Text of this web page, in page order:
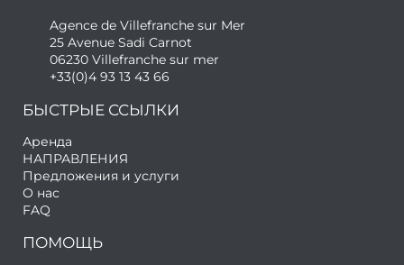
Agence de Villefranche sur Mer
25 Avenue Sadi Carnot
06230 Villefranche sur mer
+33(0)4 93 13 43 66
БЫСТРЫЕ ССЫЛКИ
Аренда
НАПРАВЛЕНИЯ
Предложения и услуги
О нас
FAQ
ПОМОЩЬ